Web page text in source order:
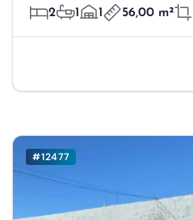
2 1 1 56,00 m²
#12477